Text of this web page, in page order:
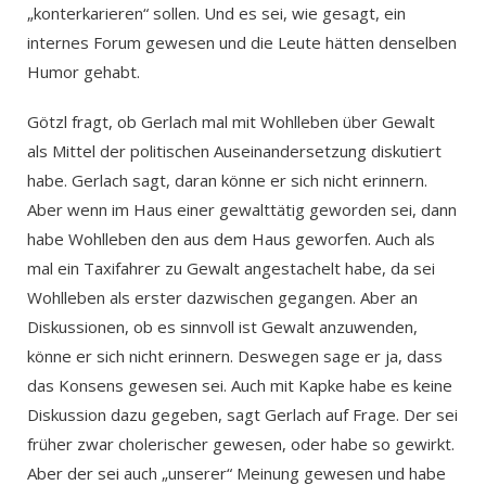
„konterkarieren“ sollen. Und es sei, wie gesagt, ein
internes Forum gewesen und die Leute hätten denselben
Humor gehabt.
Götzl fragt, ob Gerlach mal mit Wohlleben über Gewalt
als Mittel der politischen Auseinandersetzung diskutiert
habe. Gerlach sagt, daran könne er sich nicht erinnern.
Aber wenn im Haus einer gewalttätig geworden sei, dann
habe Wohlleben den aus dem Haus geworfen. Auch als
mal ein Taxifahrer zu Gewalt angestachelt habe, da sei
Wohlleben als erster dazwischen gegangen. Aber an
Diskussionen, ob es sinnvoll ist Gewalt anzuwenden,
könne er sich nicht erinnern. Deswegen sage er ja, dass
das Konsens gewesen sei. Auch mit Kapke habe es keine
Diskussion dazu gegeben, sagt Gerlach auf Frage. Der sei
früher zwar cholerischer gewesen, oder habe so gewirkt.
Aber der sei auch „unserer“ Meinung gewesen und habe